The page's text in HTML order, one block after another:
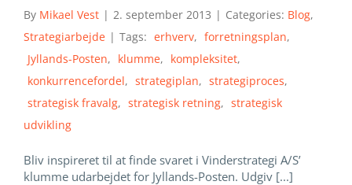
By Mikael Vest | 2. september 2013 | Categories: Blog,
Strategiarbejde | Tags: erhverv, forretningsplan,
Jyllands-Posten, klumme, kompleksitet,
konkurrencefordel, strategiplan, strategiproces,
strategisk fravalg, strategisk retning, strategisk
udvikling
Bliv inspireret til at finde svaret i Vinderstrategi A/S’
klumme udarbejdet for Jyllands-Posten. Udgiv [...]